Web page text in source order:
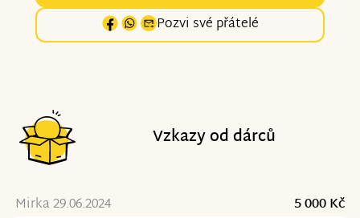
Pozvi své přátelé
Vzkazy od dárců
Mirka 29.06.2024
5 000 Kč